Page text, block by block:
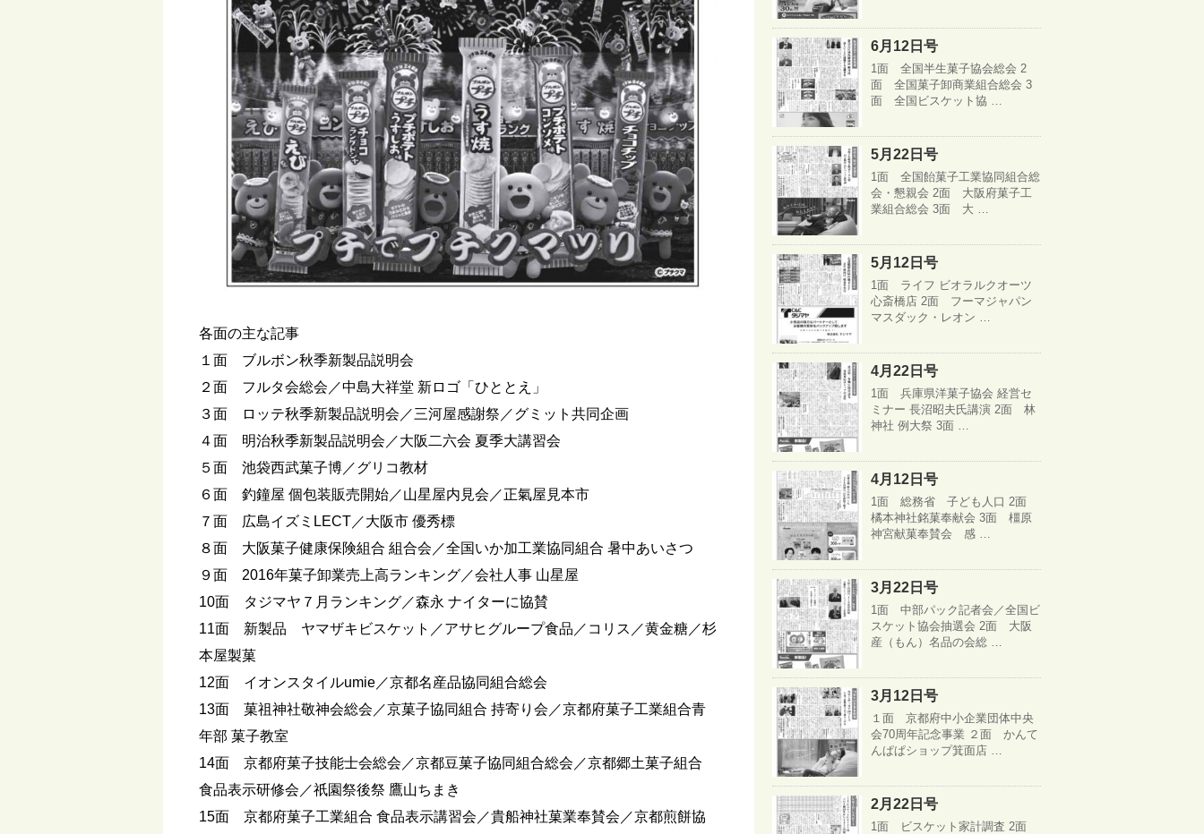
各面の主な記事
１面 ブルボン秋季新製品説明会
２面 フルタ会総会／中島大祥堂 新ロゴ「ひととえ」
３面 ロッテ秋季新製品説明会／三河屋感謝祭／グミット共同企画
４面 明治秋季新製品説明会／大阪二六会 夏季大講習会
５面 池袋西武菓子博／グリコ教材
６面 釣鐘屋 個包装販売開始／山星屋内見会／正氣屋見本市
７面 広島イズミLECT／大阪市 優秀標
８面 大阪菓子健康保険組合 組合会／全国いか加工業協同組合 暑中あいさつ
９面 2016年菓子卸業売上高ランキング／会社人事 山星屋
10面 タジマヤ７月ランキング／森永 ナイターに協賛
11面 新製品 ヤマザキビスケット／アサヒグループ食品／コリス／黄金糖／杉
本屋製菓
12面 イオンスタイルumie／京都名産品協同組合総会
13面 菓祖神社敬神会総会／京菓子協同組合 持寄り会／京都府菓子工業組合青
年部 菓子教室
14面 京都府菓子技能士会総会／京都豆菓子協同組合総会／京都郷土菓子組合
食品表示研修会／祇園祭後祭 鷹山ちまき
15面 京都府菓子工業組合 食品表示講習会／貴船神社菓業奉賛会／京都煎餅協
6月12日号
1面 全国半生菓子協会総会 2
面 全国菓子卸商業組合総会 3
面 全国ビスケット協 …
5月22日号
1面 全国飴菓子工業協同組合総
会・懇親会 2面 大阪府菓子工
業組合総会 3面 大 …
5月12日号
1面 ライフ ビオラルクオーツ
心斎橋店 2面 フーマジャパン
マスダック・レオン …
4月22日号
1面 兵庫県洋菓子協会 経営セ
ミナー 長沼昭夫氏講演 2面 林
神社 例大祭 3面 …
4月12日号
1面 総務省 子ども人口 2面
橘本神社銘菓奉献会 3面 橿原
神宮献菓奉賛会 感 …
3月22日号
1面 中部パック記者会／全国ビ
スケット協会抽選会 2面 大阪
産（もん）名品の会総 …
3月12日号
１面 京都府中小企業団体中央
会70周年記念事業 ２面 かんて
んぱぱショップ箕面店 …
2月22日号
1面 ビスケット家計調査 2面